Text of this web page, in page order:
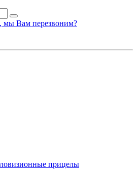
мы Вам перезвоним?
прицелы